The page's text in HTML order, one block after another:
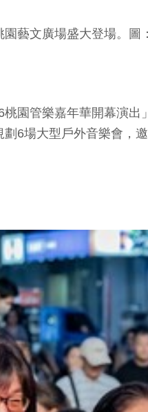
園藝文廣場盛大登場。圖
園管樂嘉年華開幕演
6場大型戶外音樂會